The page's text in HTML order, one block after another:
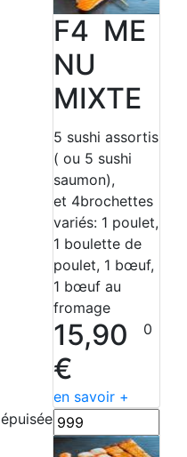
F4 ME
NU
MIXTE
5 sushi assortis
( ou 5 sushi
saumon),
et 4brochettes
variés: 1 poulet,
1 boulette de
poulet, 1 bœuf,
1 bœuf au
fromage
15,90
€
en savoir +
0
épuisée